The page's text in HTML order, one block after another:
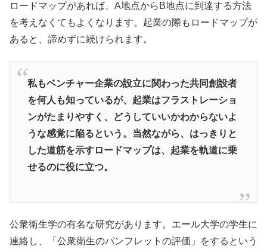
ロードマップがあれば、 A地点からB地点に到達する方法
を考えなくてもよくなります。 起業の際もロードマップが
あると、諦めずに続けられます。
私もベンチャー企業の設立に関わった共同創設者
を何人も知っているが、起業はフラストレーショ
ンがたまりやすく、
どうしていいかわからないよ
うな感覚に陥るという。当然ながら、 はっきりと
した道筋を示すロードマップは、 起業を軌道に乗
せるのに役に立つ。
公衆衛生学の有名な研究があります。エール大学の学生に
連絡し、「 公衆衛生のパンフレットの評価」
をするという